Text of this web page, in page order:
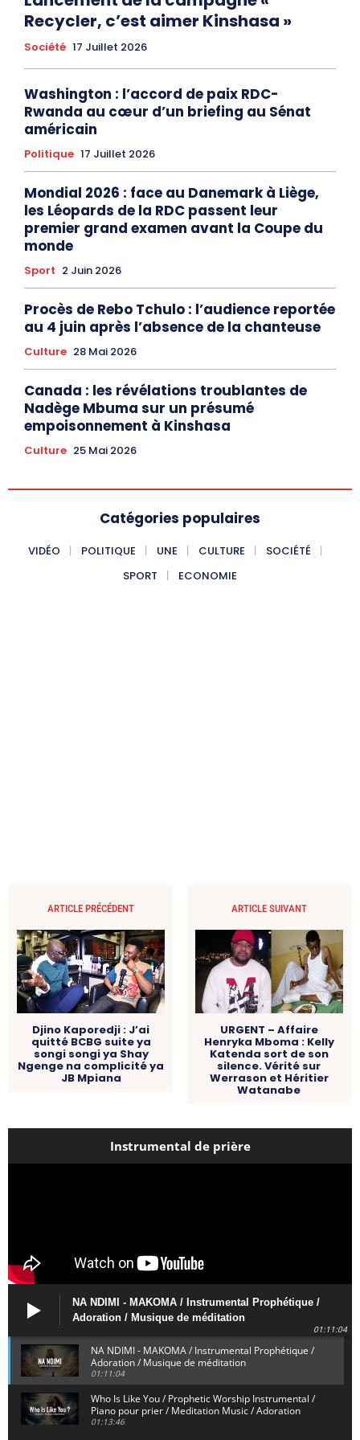
Recycler, c’est aimer Kinshasa »
Société 17 Juillet 2026
Washington : l’accord de paix RDC-
Rwanda au cœur d’un briefing au Sénat
américain
Politique 17 Juillet 2026
Mondial 2026 : face au Danemark à Liège,
les Léopards de la RDC passent leur
premier grand examen avant la Coupe du
monde
Sport 2 Juin 2026
Procès de Rebo Tchulo : l’audience reportée
au 4 juin après l’absence de la chanteuse
Culture 28 Mai 2026
Canada : les révélations troublantes de
Nadège Mbuma sur un présumé
empoisonnement à Kinshasa
Culture 25 Mai 2026
Catégories populaires
VIDÉO POLITIQUE UNE CULTURE
SOCIÉTÉ
SPORT
ECONOMIE
ARTICLE PRÉCÉDENT
Djino Kaporedji : J’ai
quitté BCBG suite ya
songi songi ya Shay
Ngenge na complicité ya
JB Mpiana
ARTICLE SUIVANT
URGENT – Affaire
Henryka Mboma : Kelly
Katenda sort de son
silence. Vérité sur
Werrason et Héritier
Watanabe
Instrumental de prière
NA NDIMI - MAKOMA / Instrumental Prophétique /
Adoration / Musique de méditation
01:11:04
NA NDIMI - MAKOMA / Instrumental Prophétique /
Adoration / Musique de méditation
01:11:04
Who Is Like You / Prophetic Worship Instrumental /
Piano pour prier / Meditation Music / Adoration
01:13:46